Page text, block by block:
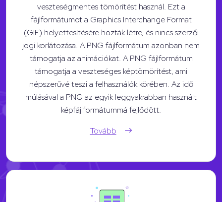
veszteségmentes tömörítést használ. Ezt a
fájlformátumot a Graphics Interchange Format
(GIF) helyettesítésére hozták létre, és nincs szerzői
jogi korlátozása. A PNG fájlformátum azonban nem
támogatja az animációkat. A PNG fájlformátum
támogatja a veszteséges képtömörítést, ami
népszerűvé teszi a felhasználók körében. Az idő
múlásával a PNG az egyik leggyakrabban használt
képfájlformátummá fejlődött.
Tovább